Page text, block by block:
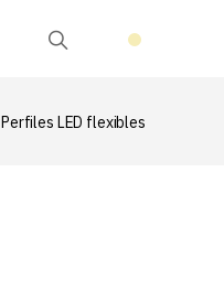
Perfiles LED flexibles